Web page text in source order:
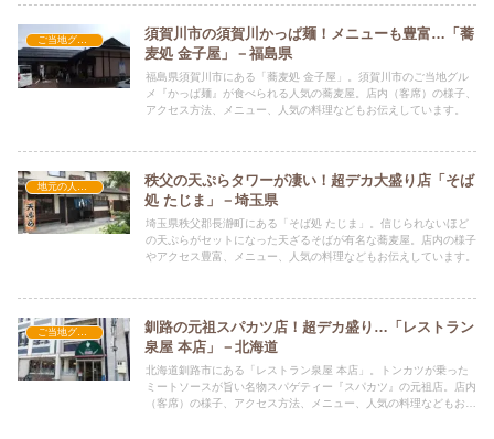
須賀川市の須賀川かっぱ麺！メニューも豊富…「蕎
麦処 金子屋」－福島県
福島県須賀川市にある「蕎麦処 金子屋」。須賀川市のご当地グル
メ『かっぱ麺』が食べられる人気の蕎麦屋。店内（客席）の様子、
アクセス方法、メニュー、人気の料理などもお伝えしています。
秩父の天ぷらタワーが凄い！超デカ大盛り店「そば
処 たじま」－埼玉県
埼玉県秩父郡長瀞町にある「そば処 たじま」。信じられないほど
の天ぷらがセットになった天ざるそばが有名な蕎麦屋。店内の様子
やアクセス豊富、メニュー、人気の料理などもお伝えしています。
ご当地グルメの人気店
釧路の元祖スパカツ店！超デカ盛り…「レストラン
泉屋 本店」－北海道
北海道釧路市にある「レストラン泉屋 本店」。トンカツが乗った
ミートソースが旨い名物スパゲティー『スパカツ』の元祖店。店内
（客席）の様子、アクセス方法、メニュー、人気の料理などもお伝